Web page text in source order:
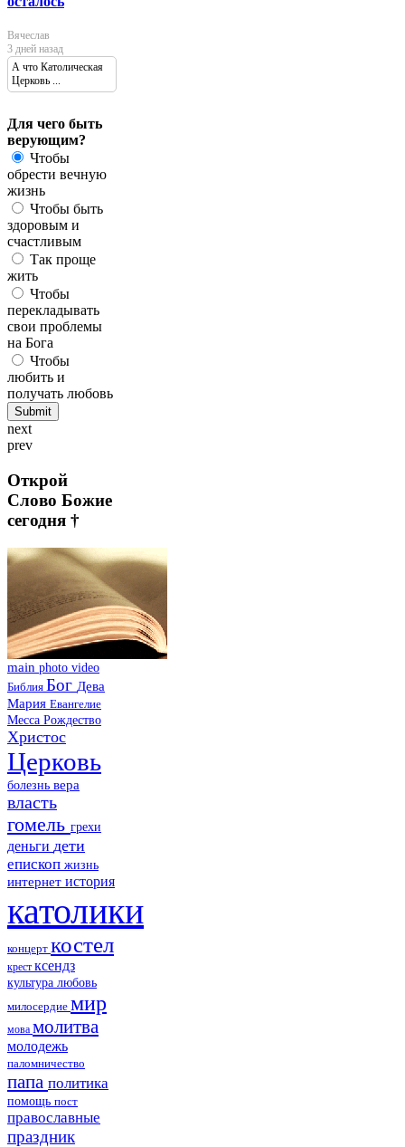
Вячеслав
3 дней назад
А что Католическая
Церковь ...
Для чего быть
верующим?
Чтобы
обрести вечную
жизнь
Чтобы быть
здоровым и
счастливым
Так проще
жить
Чтобы
перекладывать
свои проблемы
на Бога
Чтобы
любить и
получать любовь
next
prev
Открой
Слово Божие
сегодня †
main photo video
Библия Бог Дева
Мария Евангелие
Месса Рождество
Христос
Церковь
болезнь вера
власть
гомель грехи
деньги дети
епископ жизнь
интернет история
католики
концерт костел
крест ксендз
культура любовь
милосердие мир
мова молитва
молодежь
паломничество
папа политика
помощь пост
православные
праздник